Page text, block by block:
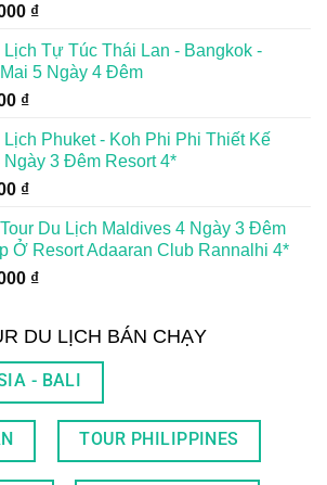
₫
Lịch Tự Túc Thái Lan - Bangkok -
5 Ngày 4 Đêm
₫
Lịch Phuket - Koh Phi Phi Thiết Kế
Ngày 3 Đêm Resort 4*
₫
Du Lịch Maldives 4 Ngày 3 Đêm
Ở Resort Adaaran Club Rannalhi 4*
₫
DU LỊCH BÁN CHẠY
- BALI
TOUR PHILIPPINES